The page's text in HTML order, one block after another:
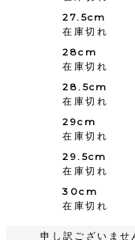
27.5cm
在庫切れ
28cm
在庫切れ
28.5cm
在庫切れ
29cm
在庫切れ
29.5cm
在庫切れ
30cm
在庫切れ
申し訳ございませ